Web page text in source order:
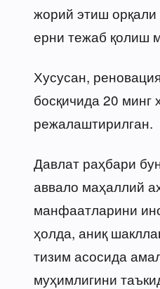
жорий этиш орқали
ерни тежаб қолиш
Хусусан,
босқичида 20 минг
режалаштирилган.
Давлат раҳбари
аввало маҳаллий
манфаатларини
ҳолда, аниқ
тизим асосида
муҳимлигини